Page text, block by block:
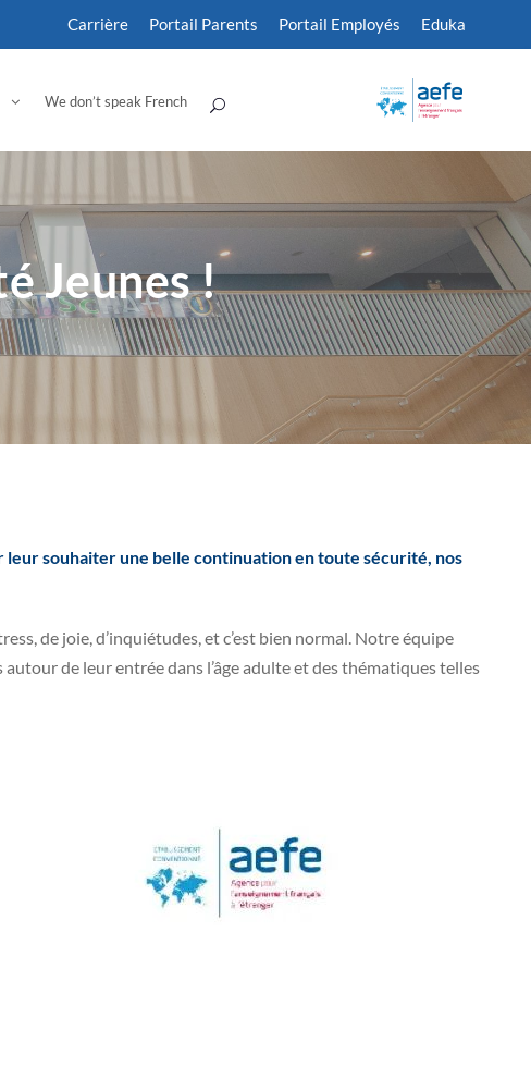
Carrière Portail Parents Portail Employés Eduka
We don’t speak French
Jeunes !
souhaiter une belle continuation en toute sécurité, nos
de joie, d’inquiétudes, et c’est bien normal. Notre équipe
de leur entrée dans l’âge adulte et des thématiques telles